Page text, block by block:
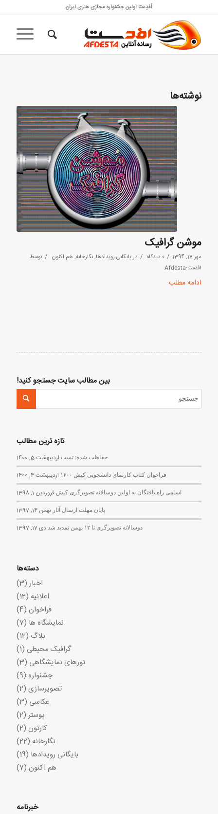
اَفدِستا اولین جشنواره مجازی هنری ایران
نوشته‌ها
موشن گرافیک
مهر 17, 1394 / 0 دیدگاه / در بایگانی رویدادها,نگارخانه, هم اکنون / توسط
افدستا-Afdesta
ادامه مطلب
بین مطالب سایت جستجو کنید!
تازه ترین مطالب
حفاظت شده: تست اردیبهشت 5, 1400
فراخوان کتاب کارنمای دانشجویی کیش ۱۴۰۰ اردیبهشت 4, 1400
اسامی راه یافتگان به اولین دوسالانه تصویرگری کیش فروردین 1, 1398
پایان مهلت ارسال آثار بهمن 14, 1397
دوسالانه تصویرگری تا ۱۲ بهمن تمدید شد دی 17, 1397
دسته‌ها
اخبار (3)
اعلانیه (12)
فراخوان (4)
نمایشگاه ها (7)
بلاگ (12)
گرافیک محیطی (1)
تورهای نمایشگاهی (3)
جشنواره (9)
تصویرسازی (2)
عکاسی (3)
پوستر (2)
کارتون (2)
نگارخانه (22)
بایگانی رویدادها (19)
هم اکنون (7)
خبرنامه